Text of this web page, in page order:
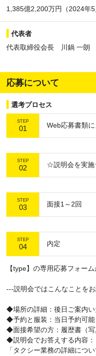
1,385億2,200万円（2024年5
代表者
代表取締役会長 川鍋 一朗
応募について
選考プロセス
STEP
01 Web応募書類
STEP
02 ☆説明会を実
STEP
03 面接1～2回
STEP
04 内定
【type】の専用応募フォー
---説明会ではこんなことを
◆場所の詳細：後日ご案内い
◆予約と服装：当日予約可能
◆面接希望の方：履歴書（写
◆説明会でお答えする内容：
「タクシー業務の詳細につい